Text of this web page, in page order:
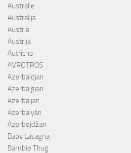
Australie
Australija
Austria
Austrija
Autriche
AVROTROS
Azerbaïdjan
Azerbaigian
Azerbaijan
Azerbaiyán
Azerbejdžan
Baby Lasagna
Bambie Thug